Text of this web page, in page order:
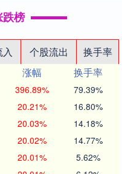
榜
个股流出
换手率
涨幅
换手率
396.89% 79.39%
20.21% 16.80%
20.03% 14.18%
20.02% 14.77%
20.01% 5.62%